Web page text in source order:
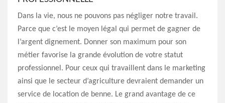
Dans la vie, nous ne pouvons pas négliger notre travail.
Parce que c’est le moyen légal qui permet de gagner de
l’argent dignement. Donner son maximum pour son
métier favorise la grande évolution de votre statut
professionnel. Pour ceux qui travaillent dans le marketing
ainsi que le secteur d’agriculture devraient demander un
service de location de benne. Le grand avantage de ce